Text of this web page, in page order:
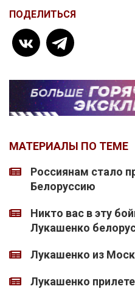
ПОДЕЛИТЬСЯ
МАТЕРИАЛЫ ПО ТЕМЕ
Россиянам стало
Белоруссию
Никто вас в эту
Лукашенко
Лукашенко из
Лукашенко